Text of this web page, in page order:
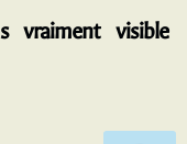
vraiment visible